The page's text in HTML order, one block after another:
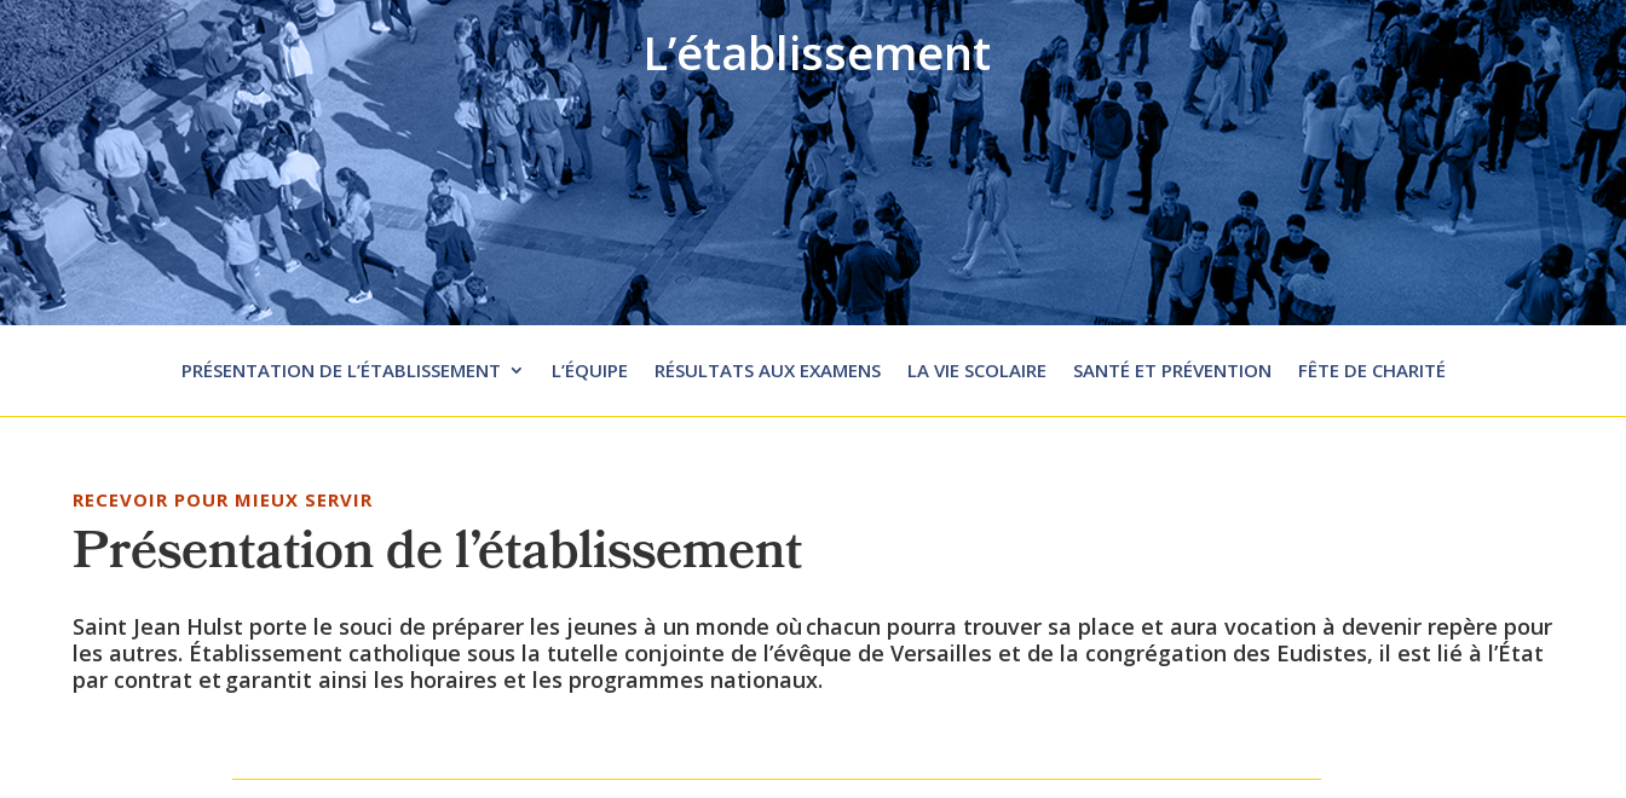
L’établissement
PRÉSENTATION DE L’ÉTABLISSEMENT L’ÉQUIPE RÉSULTATS AUX EXAMENS LA VIE SCOLAIRE SANTÉ ET PRÉVENTION FÊTE DE CHARITÉ
RECEVOIR POUR MIEUX SERVIR
Présentation de l’établissement
Saint Jean Hulst porte le souci de préparer les jeunes à un monde où chacun pourra trouver sa place et aura vocation à devenir repère pour
les autres. Établissement catholique sous la tutelle conjointe de l’évêque de Versailles et de la congrégation des Eudistes, il est lié à l’État
par contrat et garantit ainsi les horaires et les programmes nationaux.